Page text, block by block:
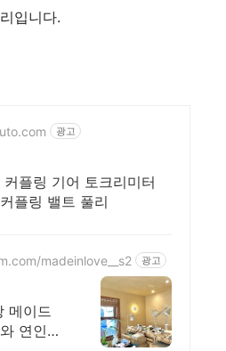
입니다.
광고
플링 기어 토크리미터
플링 밸트 풀리
madeinlove__s2 광고
메이드
연인과